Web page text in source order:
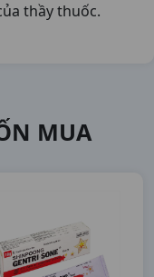
thầy thuốc.
MUA